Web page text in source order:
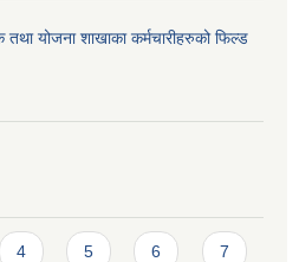
तथा योजना शाखाका कर्मचारीहरुको फिल्ड
4 5 6 7